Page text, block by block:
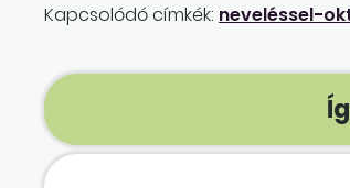
Kapcsolódó címkék: neveléssel-